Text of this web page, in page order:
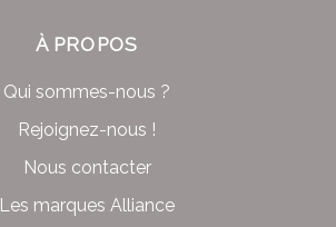
À PROPOS
Qui sommes-nous ?
Rejoignez-nous !
Nous contacter
Les marques Alliance